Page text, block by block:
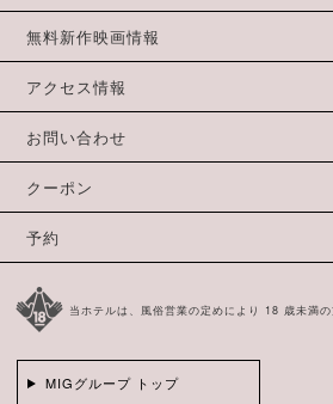
無料新作映画情報
アクセス情報
お問い合わせ
クーポン
予約
当ホテルは、風俗営業の定めにより 18 歳未満の
MIGグループ トップ